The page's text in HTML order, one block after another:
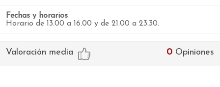
Fechas y horarios
Horario de 13.00 a 16.00 y de 21.00 a 23.30.
0 Opiniones
Valoración media